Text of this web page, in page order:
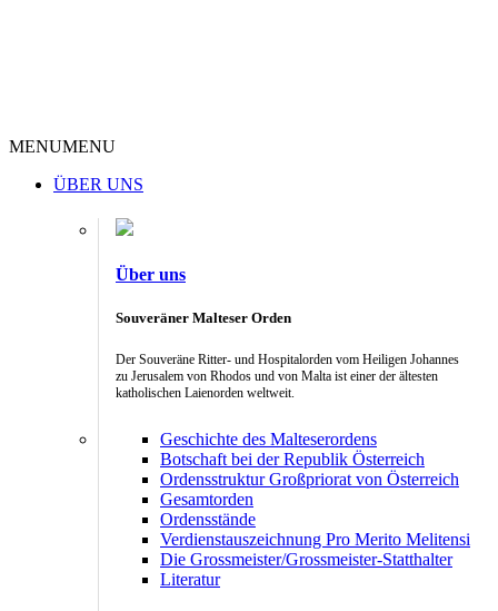
MENUMENU
ÜBER UNS
Über uns
Souveräner Malteser Orden
Der Souveräne Ritter- und Hospitalorden vom Heiligen Johannes
zu Jerusalem von Rhodos und von Malta ist einer der ältesten
katholischen Laienorden weltweit.
Geschichte des Malteserordens
Botschaft bei der Republik Österreich
Ordensstruktur Großpriorat von Österreich
Gesamtorden
Ordensstände
Verdienstauszeichnung Pro Merito Melitensi
Die Grossmeister/Grossmeister-Statthalter
Literatur